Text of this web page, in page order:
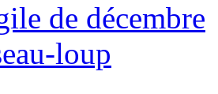
de décembre
loup